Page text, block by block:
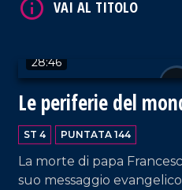
sostegno per le persone
28:46
Le periferie del
Papa Francesco
ST 4 PUNTATA 144
La morte di papa
suo messaggio
VAI AL TITOLO